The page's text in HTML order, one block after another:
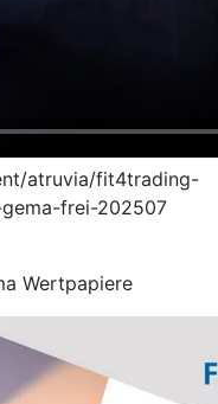
atruvia/fit4trading-
frei-202507
Wertpapiere